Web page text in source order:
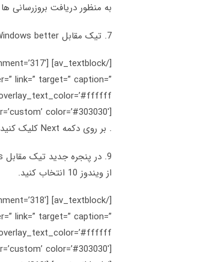
به منظور دریافت بروزرسانی
7. تیک مقابل I want to help make the installation of Windows better را بردارید
link=” target=” caption=”
[av_textblock size=’16’ font_color=’custom’ color=’#303030′]
. بر روی دکمه Next کلیک کنید
از ویندوز 10 انتخاب کنید.
link=” target=” caption=”
[av_textblock size=’16’ font_color=’custom’ color=’#303030′] 10. تا زمان پایان یافتن بررسی سیستم منتظر بمانید.